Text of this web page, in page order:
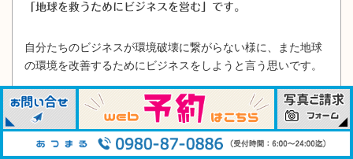
「地球を救うためにビジネスを営む」です。
自分たちのビジネスが環境破壊に繋がらない様に、また地球
の環境を改善するためにビジネスをしようと言う思いです。